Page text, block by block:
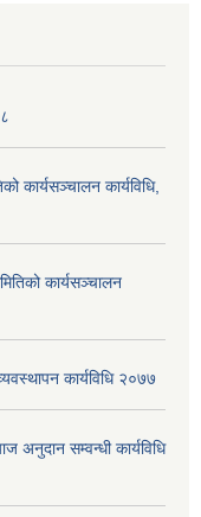
कार्यसञ्चालन कार्यविधि,
कार्यसञ्चालन
कार्यविधि २०७७
अनुदान सम्वन्धी कार्यविधि